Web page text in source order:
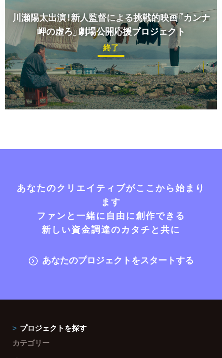
川瀬陽太出演！新人監督による挑戦的映画『カンナ
岬の虚ろ』劇場公開応援プロジェクト
終了
あなたのクリエイティブがここから始まり
ます
ファンと一緒に自由に創作できる
新しい資金調達のカタチと共に
あなたのプロジェクトをスタートする
プロジェクトを探す
カテゴリー